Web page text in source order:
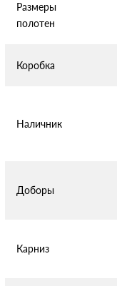
Размеры
полотен
Коробка
Наличник
Доборы
Карниз